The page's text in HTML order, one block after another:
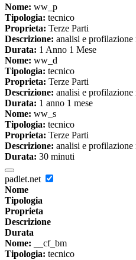
Nome: ww_p
Tipologia: tecnico
Proprieta: Terze Parti
Descrizione: analisi e profilazione
Durata: 1 Anno 1 Mese
Nome: ww_d
Tipologia: tecnico
Proprieta: Terze Parti
Descrizione: analisi e profilazione
Durata: 1 anno 1 mese
Nome: ww_s
Tipologia: tecnico
Proprieta: Terze Parti
Descrizione: analisi e profilazione
Durata: 30 minuti
padlet.net
Nome
Tipologia
Proprieta
Descrizione
Durata
Nome: __cf_bm
Tipologia: tecnico